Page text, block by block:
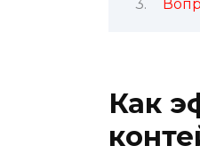
Как